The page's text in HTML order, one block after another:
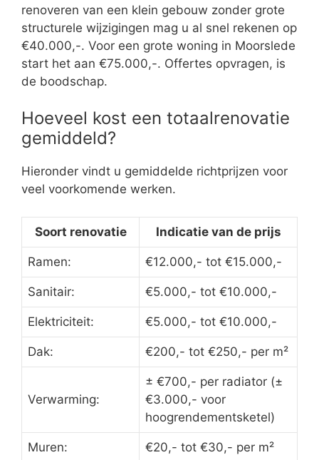
renoveren van een klein gebouw zonder grote
structurele wijzigingen mag u al snel rekenen op
€40.000,-. Voor een grote woning in Moorslede
start het aan €75.000,-. Offertes opvragen, is
de boodschap.
Hoeveel kost een totaalrenovatie
gemiddeld?
Hieronder vindt u gemiddelde richtprijzen voor
veel voorkomende werken.
Soort renovatie Indicatie van de prijs
Ramen: €12.000,- tot €15.000,-
Sanitair: €5.000,- tot €10.000,-
Elektriciteit: €5.000,- tot €10.000,-
Dak: €200,- tot €250,- per m²
Verwarming:
± €700,- per radiator (±
€3.000,- voor
hoogrendementsketel)
Muren: €20,- tot €30,- per m²